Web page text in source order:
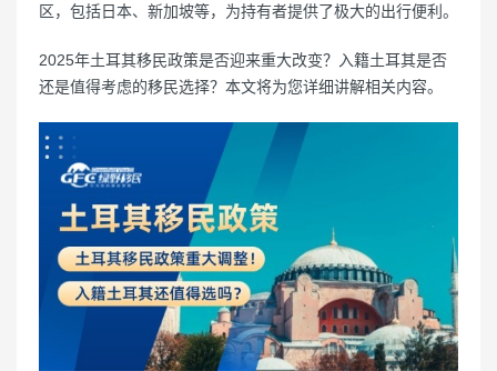
区，包括日本、新加坡等，为持有者提供了极大的出行便利。
2025年土耳其移民政策是否迎来重大改变？入籍土耳其是否
还是值得考虑的移民选择？本文将为您详细讲解相关内容。